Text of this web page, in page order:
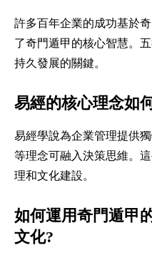
許多百年企業的成功基於
了奇門遁甲的核心智慧。
持久發展的關鍵。
易經的核心理念如
易經學說為企業管理提供
等理念可融入決策思維。
理和文化建設。
如何運用奇門遁甲
文化?